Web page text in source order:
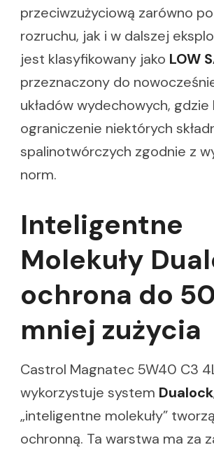
przeciwzużyciową zarówno
rozruchu, jak i w dalszej
jest klasyfikowany jako LOW
przeznaczony do
układów wydechowych, gdzie
ograniczenie niektórych
spalinotwórczych zgodnie z
norm.
Inteligentne
Molekuły
ochrona do
mniej zużycia
Castrol Magnatec 5W40 C3
wykorzystuje system Dualock
„inteligentne molekuły”
ochronną. Ta warstwa ma za